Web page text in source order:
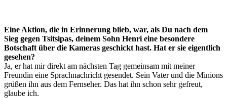
Eine Aktion, die in Erinnerung blieb, war, als Du nach dem
Sieg gegen Tsitsipas, deinem Sohn Henri eine besondere
Botschaft über die Kameras geschickt hast. Hat er sie eigentlich
gesehen?
Ja, er hat mir direkt am nächsten Tag gemeinsam mit meiner
Freundin eine Sprachnachricht gesendet. Sein Vater und die Minions
grüßen ihn aus dem Fernseher. Das hat ihn schon sehr gefreut,
glaube ich.